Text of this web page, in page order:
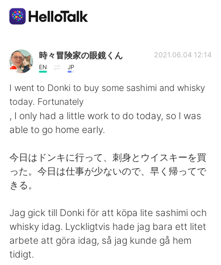
語学交換アプリ
AI Grammar Checker
日本語
繁體中文 Español
Deutsch 한국어
Русский
時々冒険家の眼鏡くん
EN JP
2021.06.04 12:14
I went to Donki to buy some sashimi and whisky
today. Fortunately
, I only had a little work to do today, so I was
able to go home early.
今日はドンキに行って、刺身とウイスキーを買
った。今日は仕事が少ないので、早く帰ってで
きる。
Jag gick till Donki för att köpa lite sashimi och
whisky idag. Lyckligtvis hade jag bara ett litet
arbete att göra idag, så jag kunde gå hem
tidigt.